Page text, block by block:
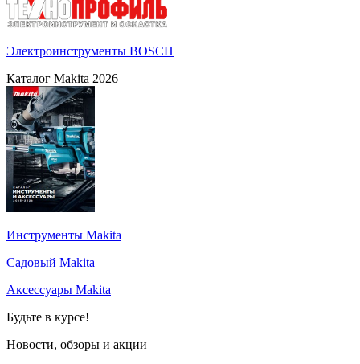
Электроинструменты BOSCH
Каталог Makita 2026
Инструменты Makita
Садовый Makita
Аксессуары Makita
Будьте в курсе!
Новости, обзоры и акции